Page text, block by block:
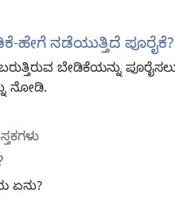
ಹೇಗೆ ನಡೆಯುತ್ತಿದೆ ಪೂರೈಕೆ?
ಬೇಡಿಕೆಯನ್ನು
ನೋಡಿ.
ಏನು?